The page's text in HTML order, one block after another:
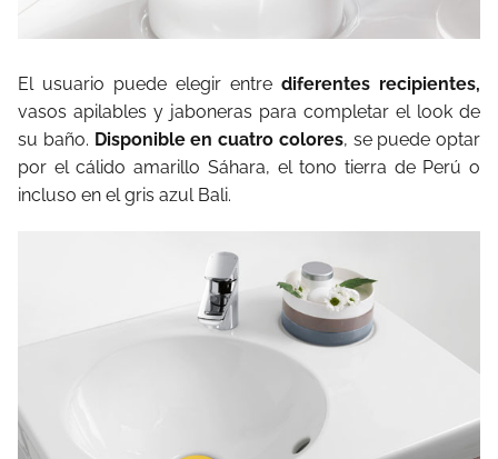
El usuario puede elegir entre diferentes recipientes,
vasos apilables y jaboneras para completar el look de
su baño. Disponible en cuatro colores, se puede optar
por el cálido amarillo Sáhara, el tono tierra de Perú o
incluso en el gris azul Bali.